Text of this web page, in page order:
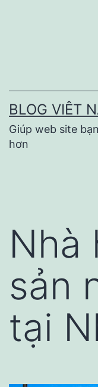
BLOG VIÊT
Giúp web site
hơn
Nhà
sản
tại